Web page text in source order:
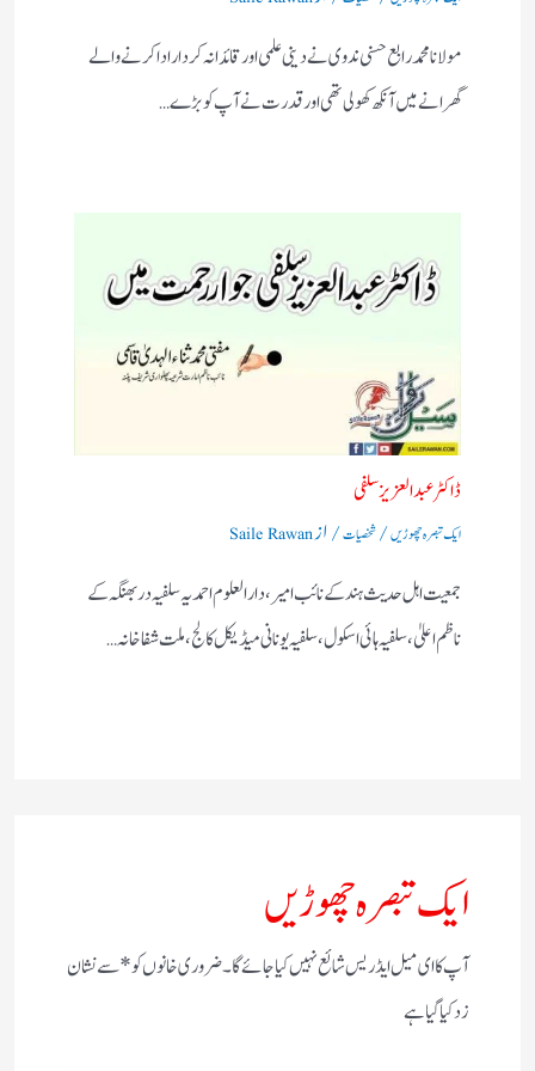
مولانا محمد رابع حسنی ندوی نے دینی علمی اور قائدانہ کردار ادا کرنے والے
گھرانے میں آنکھ کھولی تھی اور قدرت نے آپ کو بڑے…
ڈاکٹر عبد العزیزسلفی
ایک تبصرہ چھوڑیں/شخصیات/ ازSaile Rawan
جمعیت اہل حدیث ہند کے نائب امیر، دا رالعلوم احمدیہ سلفیہ دربھنگہ کے
ناظم اعلیٰ، سلفیہ ہائی اسکول ، سلفیہ یونانی میڈیکل کالج، ملت شفاخانہ…
ایک تبصرہ چھوڑیں
آپ کا ای میل ایڈریس شائع نہیں کیا جائے گا۔ضروری خانوں کو*سے نشان
زد کیا گیا ہے